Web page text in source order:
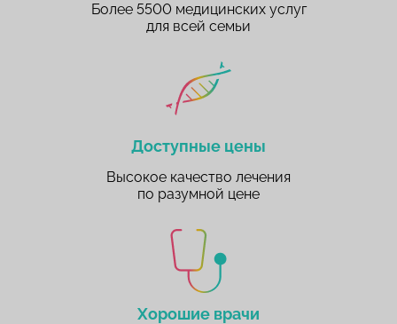
Более 5500 медицинских услуг
для всей семьи
Доступные цены
Высокое качество лечения
по разумной цене
Хорошие врачи